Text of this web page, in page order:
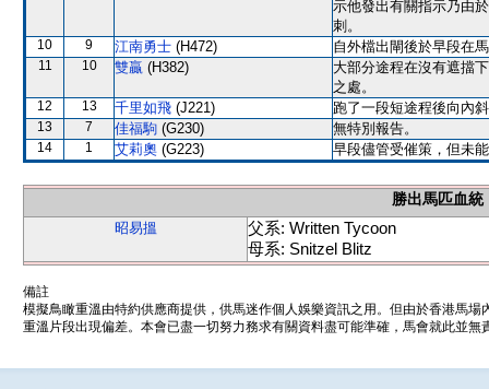
示他發出有關指示乃由
刺。
10 9 江南勇士 (H472) 自外檔出閘後於早段在
11 10 雙贏 (H382)
大部分途程在沒有遮擋
之處。
12 13 千里如飛 (J221) 跑了一段短途程後向內
13 7 佳福駒 (G230) 無特別報告。
14 1 艾莉奧 (G223) 早段儘管受催策，但未
勝出馬匹血統
昭易搵
父系: Written Tycoon
母系: Snitzel Blitz
備註
模擬鳥瞰重溫由特約供應商提供，供馬迷作個人娛樂資訊之用。但由於香港馬
重溫片段出現偏差。本會已盡一切努力務求有關資料盡可能準確，馬會就此並